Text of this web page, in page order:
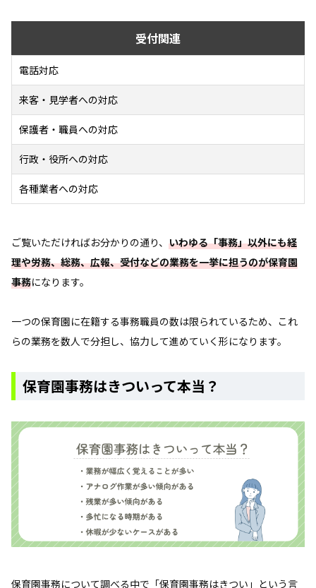
受付関連
電話対応
来客・見学者への対応
保護者・職員への対応
行政・役所への対応
各種業者への対応
ご覧いただければお分かりの通り、 いわゆる「事務」以外にも経
理や労務、総務、広報、受付などの業務を一挙に担うのが保育園
事務になります。
一つの保育園に在籍する事務職員の数は限られているため、これ
らの業務を数人で分担し、協力して進めていく形になります。
保育園事務はきついって本当？
保育園事務について調べる中で「保育園事務はきつい」という言